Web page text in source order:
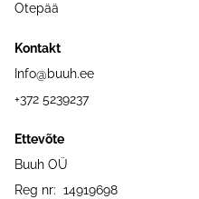
Otepää
Kontakt
Info@buuh.ee
+372 5239237
Ettevõte
Buuh OÜ
Reg nr: 14919698